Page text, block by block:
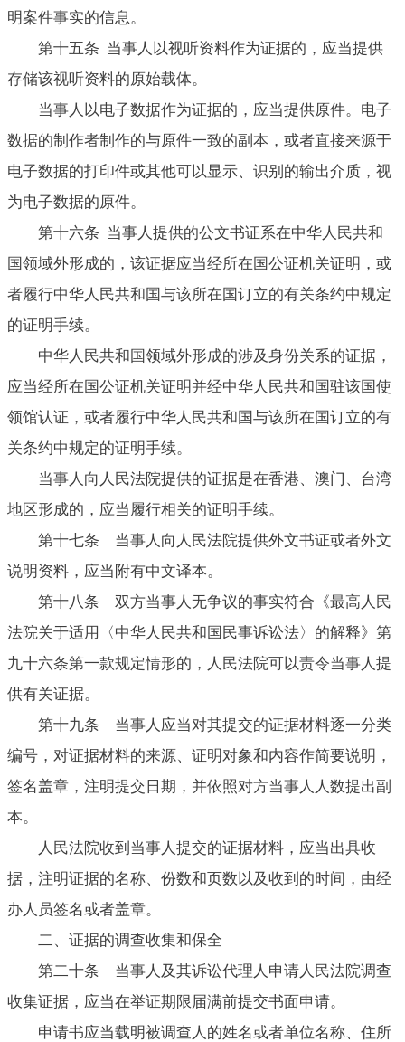
明案件事实的信息。
第十五条 当事人以视听资料作为证据的，应当提供
存储该视听资料的原始载体。
当事人以电子数据作为证据的，应当提供原件。电子
数据的制作者制作的与原件一致的副本，或者直接来源于
电子数据的打印件或其他可以显示、识别的输出介质，视
为电子数据的原件。
第十六条 当事人提供的公文书证系在中华人民共和
国领域外形成的，该证据应当经所在国公证机关证明，或
者履行中华人民共和国与该所在国订立的有关条约中规定
的证明手续。
中华人民共和国领域外形成的涉及身份关系的证据，
应当经所在国公证机关证明并经中华人民共和国驻该国使
领馆认证，或者履行中华人民共和国与该所在国订立的有
关条约中规定的证明手续。
当事人向人民法院提供的证据是在香港、澳门、台湾
地区形成的，应当履行相关的证明手续。
第十七条 当事人向人民法院提供外文书证或者外文
说明资料，应当附有中文译本。
第十八条 双方当事人无争议的事实符合《最高人民
法院关于适用〈中华人民共和国民事诉讼法〉的解释》第
九十六条第一款规定情形的，人民法院可以责令当事人提
供有关证据。
第十九条 当事人应当对其提交的证据材料逐一分类
编号，对证据材料的来源、证明对象和内容作简要说明，
签名盖章，注明提交日期，并依照对方当事人人数提出副
本。
人民法院收到当事人提交的证据材料，应当出具收
据，注明证据的名称、份数和页数以及收到的时间，由经
办人员签名或者盖章。
二、证据的调查收集和保全
第二十条 当事人及其诉讼代理人申请人民法院调查
收集证据，应当在举证期限届满前提交书面申请。
申请书应当载明被调查人的姓名或者单位名称、住所